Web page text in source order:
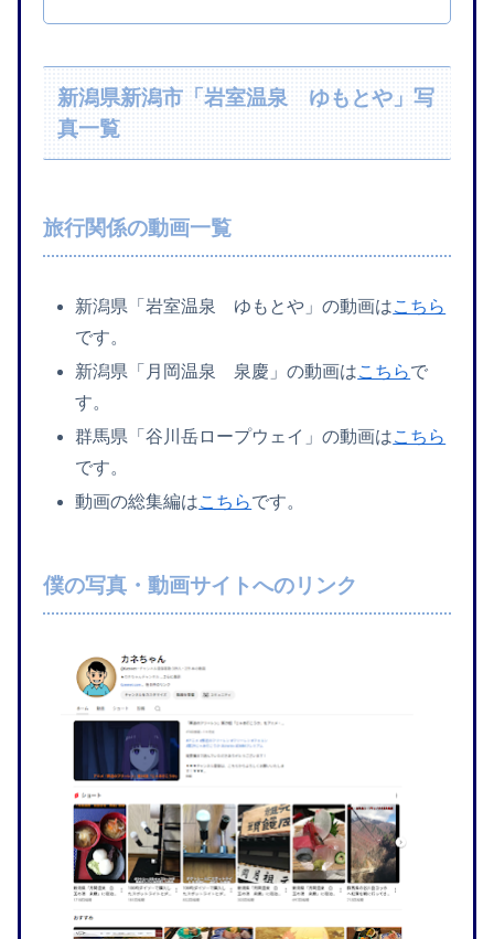
新潟県新潟市「岩室温泉 ゆもとや」写
真一覧
旅行関係の動画一覧
新潟県「岩室温泉 ゆもとや」の動画はこちら
です。
新潟県「月岡温泉 泉慶」の動画はこちらで
す。
群馬県「谷川岳ロープウェイ」の動画はこちら
です。
動画の総集編はこちらです。
僕の写真・動画サイトへのリンク